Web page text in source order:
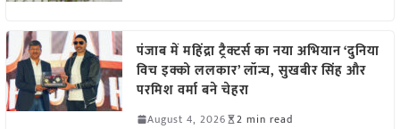
पंजाब में महिंद्रा ट्रैक्टर्स का नया अभियान ‘दुनिया
विच इक्को ललकार’ लॉन्च, सुखबीर सिंह और
परमिश वर्मा बने चेहरा
August 4, 2026 2 min read